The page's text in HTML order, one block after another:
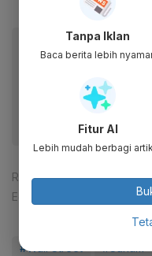
Baca artikel ini
fitur menarik lainnya
Reporter: Patricia
Editor:
Tia Dwitiani
#Wall Street #Saham
Tanpa Iklan
Baca berita lebih
Fitur AI
Lebih mudah berbagi